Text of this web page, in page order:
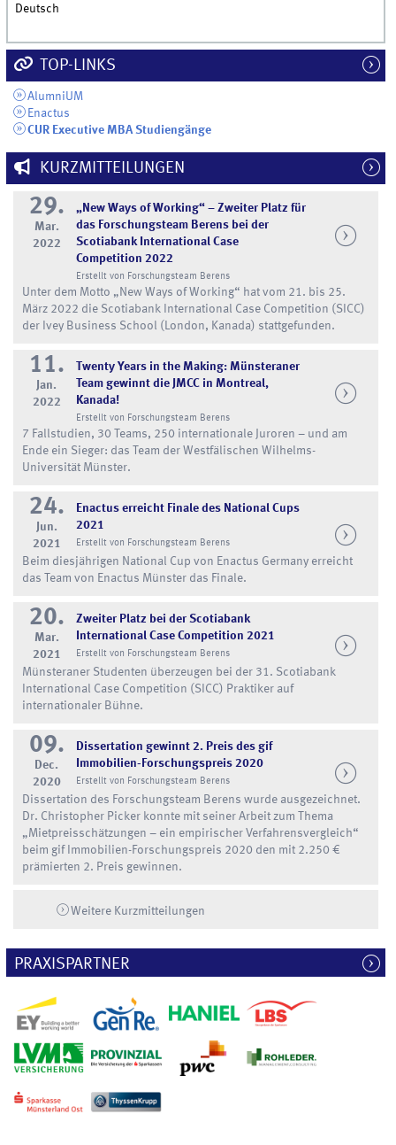
Deutsch
TOP-LINKS
AlumniUM
Enactus
CUR Executive MBA Studiengänge
KURZMITTEILUNGEN
29.
Mar.
2022
„New Ways of Working“ – Zweiter Platz für
das Forschungsteam Berens bei der
Scotiabank International Case
Competition 2022
Erstellt von Forschungsteam Berens
Unter dem Motto „New Ways of Working“ hat vom 21. bis 25.
März 2022 die Scotiabank International Case Competition (SICC)
der Ivey Business School (London, Kanada) stattgefunden.
11.
Jan.
2022
Twenty Years in the Making: Münsteraner
Team gewinnt die JMCC in Montreal,
Kanada!
Erstellt von Forschungsteam Berens
7 Fallstudien, 30 Teams, 250 internationale Juroren – und am
Ende ein Sieger: das Team der Westfälischen Wilhelms-
Universität Münster.
24.
Jun.
2021
Enactus erreicht Finale des National Cups
2021
Erstellt von Forschungsteam Berens
Beim diesjährigen National Cup von Enactus Germany erreicht
das Team von Enactus Münster das Finale.
20.
Mar.
2021
Zweiter Platz bei der Scotiabank
International Case Competition 2021
Erstellt von Forschungsteam Berens
Münsteraner Studenten überzeugen bei der 31. Scotiabank
International Case Competition (SICC) Praktiker auf
internationaler Bühne.
09.
Dec.
2020
Dissertation gewinnt 2. Preis des gif
Immobilien-Forschungspreis 2020
Erstellt von Forschungsteam Berens
Dissertation des Forschungsteam Berens wurde ausgezeichnet.
Dr. Christopher Picker konnte mit seiner Arbeit zum Thema
„Mietpreisschätzungen – ein empirischer Verfahrensvergleich“
beim gif Immobilien-Forschungspreis 2020 den mit 2.250 €
prämierten 2. Preis gewinnen.
Weitere Kurzmitteilungen
PRAXISPARTNER